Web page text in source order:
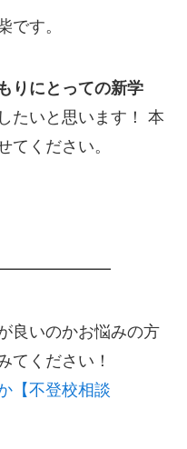
です。
りにとっての新学
たいと思います！ 本
てください。
良いのかお悩みの方
てください！
【不登校相談